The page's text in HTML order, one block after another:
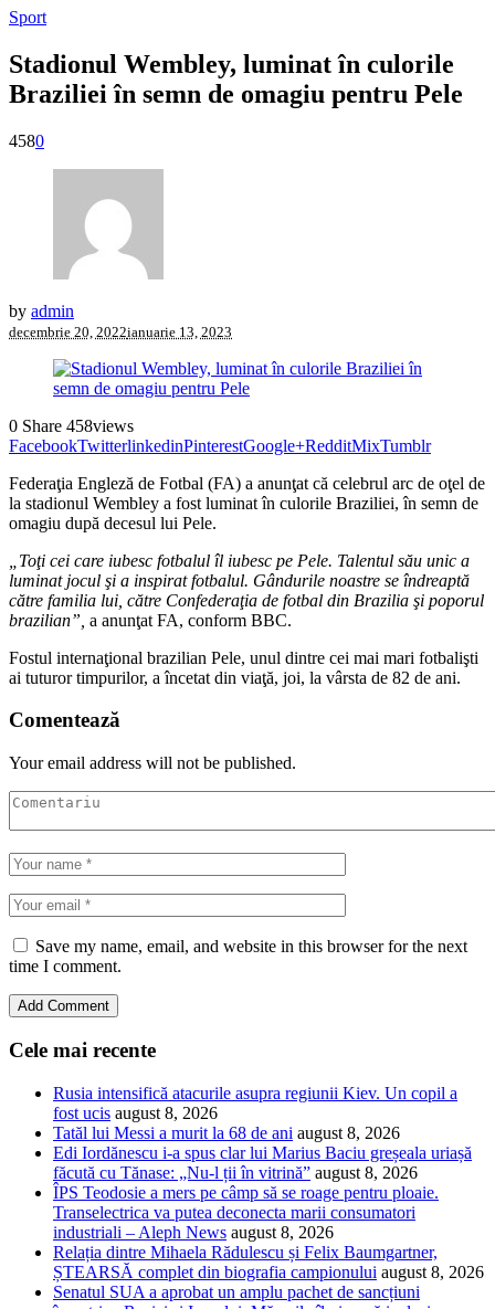
Sport
Stadionul Wembley, luminat în culorile
Braziliei în semn de omagiu pentru Pele
4580
by admin
decembrie 20, 2022ianuarie 13, 2023
0 Share 458views
FacebookTwitterlinkedinPinterestGoogle+RedditMixTumblr
Federaţia Engleză de Fotbal (FA) a anunţat că celebrul arc de oţel de
la stadionul Wembley a fost luminat în culorile Braziliei, în semn de
omagiu după decesul lui Pele.
„Toţi cei care iubesc fotbalul îl iubesc pe Pele. Talentul său unic a
luminat jocul şi a inspirat fotbalul. Gândurile noastre se îndreaptă
către familia lui, către Confederaţia de fotbal din Brazilia şi poporul
brazilian”, a anunţat FA, conform BBC.
Fostul internaţional brazilian Pele, unul dintre cei mai mari fotbalişti
ai tuturor timpurilor, a încetat din viaţă, joi, la vârsta de 82 de ani.
Comentează
Your email address will not be published.
Save my name, email, and website in this browser for the next
time I comment.
Cele mai recente
Rusia intensifică atacurile asupra regiunii Kiev. Un copil a
fost ucis august 8, 2026
Tatăl lui Messi a murit la 68 de ani august 8, 2026
Edi Iordănescu i-a spus clar lui Marius Baciu greșeala uriașă
făcută cu Tănase: „Nu-l ții în vitrină” august 8, 2026
ÎPS Teodosie a mers pe câmp să se roage pentru ploaie.
Transelectrica va putea deconecta marii consumatori
industriali – Aleph News august 8, 2026
Relația dintre Mihaela Rădulescu și Felix Baumgartner,
ȘTEARSĂ complet din biografia campionului august 8, 2026
Senatul SUA a aprobat un amplu pachet de sancțiuni